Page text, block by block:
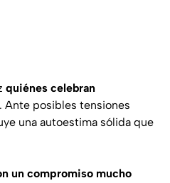
quiénes celebran
Ante posibles tensiones
una autoestima sólida que
un compromiso mucho